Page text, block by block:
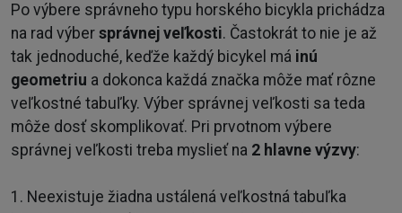
Po výbere správneho typu horského bicykla prichádza
na rad výber správnej veľkosti. Častokrát to nie je až
tak jednoduché, keďže každý bicykel má inú
geometriu a dokonca každá značka môže mať rôzne
veľkostné tabuľky. Výber správnej veľkosti sa teda
môže dosť skomplikovať. Pri prvotnom výbere
správnej veľkosti treba myslieť na 2 hlavne výzvy:
1. Neexistuje žiadna ustálená veľkostná tabuľka